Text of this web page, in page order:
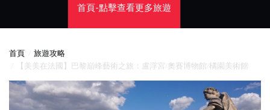
海
首頁-點擊查看更多旅遊
首頁
旅遊攻略
【美美在法國】巴黎巔峰藝術之旅：盧浮宮/奧賽博物館/橘園美術館